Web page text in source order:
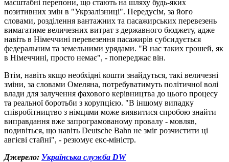
масштабні перепони, що стають на шляху будь-яких
позитивних змін в "Укрзалізниці". Передусім, за його
словами, розділення вантажних та пасажирських перевезень
вимагатиме величезних витрат з державного бюджету, адже
навіть в Німеччині перевезення пасажирів субсидується
федеральним та земельними урядами. "В нас таких грошей, як
в Німеччині, просто немає", - попереджає він.
Втім, навіть якщо необхідні кошти знайдуться, такі величезні
зміни, за словами Омеляна, потребуватимуть політичної волі
влади для залучення фахового керівництва до цього процесу
та реальної боротьби з корупцією. "В іншому випадку
співробітництво з німцями може виявитися спробою знайти
виправдання вже запрограмованому провалу - мовляв,
подивіться, що навіть Deutsche Bahn не зміг розчистити ці
авгієві стайні", - резюмує екс-міністр.
Джерело: Українська служба DW